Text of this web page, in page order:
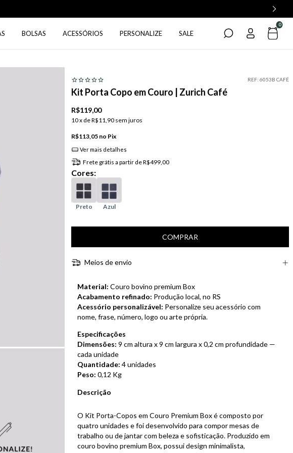
BOLSAS ACESSÓRIOS PERSONALIZE SALE
0
REF: 6053B CAFÉ
Kit Porta Copo em Couro | Zurich Café
R$119,00
10x deR$11,90 sem juros
R$113,05 Pix
Ver mais detalhes
Frete grátis a partir deR$499,00
Cores:
Meios de envio
Material: Couro bovino premium Box
Acabamento refinado: Produção local, no RS
Acessório personalizável: Personalize seu acessório com
nome, frase, número, logo ou arte própria.
Especificações
Dimensões: 9 cm altura x 9 cm largura x 0,2 cm profundidade —
cada unidade
Quantidade: 4 unidades
Peso: 0,12 Kg
Descrição
O Kit Porta-Copos em Couro Premium Box é composto por
quatro unidades e foi desenvolvido para compor mesas de
trabalho ou de jantar com beleza e sofisticação. Produzido em
couro bovino premium Box, possui design minimalista,